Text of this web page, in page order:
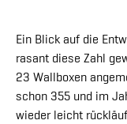
Ein Blick auf die
rasant diese Zahl
23 Wallboxen
schon 355 und im
wieder leicht